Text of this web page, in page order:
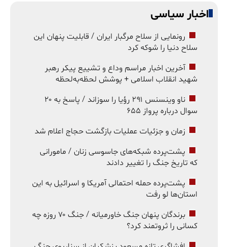
اخبار سیاسی
رونمایی از سلاح مرگبار ایران / قابلیت پنهان این
سلاح دنیا را شوکه کرد
آخرین اخبار مراسم وداع و تشییع پیکر رهبر
شهید انقلاب اسلامی + پوشش لحظه‌به‌لحظه
ناو وینسنس ۲۹۱ رؤیا را سوزاند / پاسخ به ۲۰
سوال درباره پرواز ۶۵۵
زمان و جزئیات عملیات بازگشت حجاج اعلام شد
پشت‌پرده شبکه‌های جاسوسی زنان / مامورانی
که تاریخ جنگ را تغییر دادند
پشت‌پرده حمله احتمالی آمریکا و اسرائیل به این
استان‌ها لو رفت
برندگان پنهان جنگ خاورمیانه / جنگ ۷۰ روزه چه
کسانی را ثروتمند کرد؟